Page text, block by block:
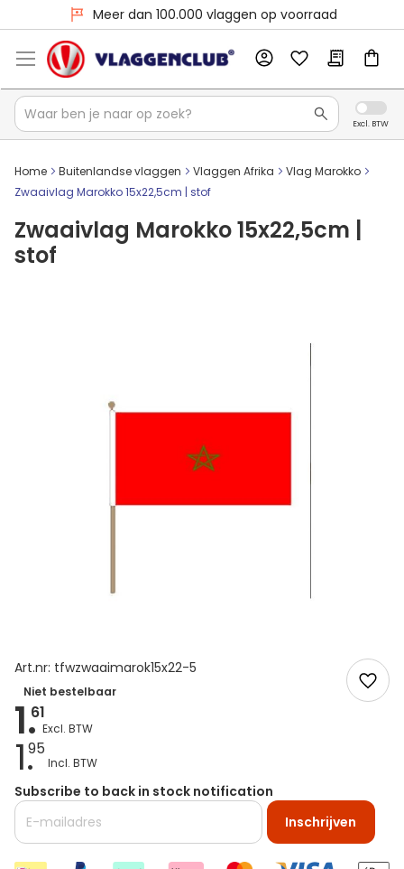
Meer dan 100.000 vlaggen op voorraad
Home Buitenlandse vlaggen Vlaggen Afrika
Vlag Marokko
Zwaaivlag Marokko 15x22,5cm | stof
Zwaaivlag Marokko 15x22,5cm |
stof
Art.nr: tfwzwaaimarok15x22-5
Niet bestelbaar
1.61
1.95
Subscribe to back in stock notification
Inschrijven